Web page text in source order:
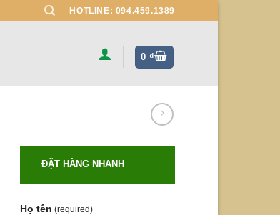
HOTLINE: 094.459.1389
0₫
ĐẶT HÀNG NHANH
Họ tên (required)